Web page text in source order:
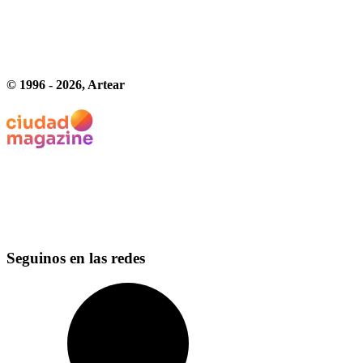
© 1996 - 2026, Artear
Seguinos en las redes